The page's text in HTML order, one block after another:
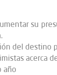
su
del destino
acerca
año